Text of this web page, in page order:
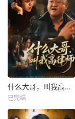
什么大哥，叫我高律师
已完结